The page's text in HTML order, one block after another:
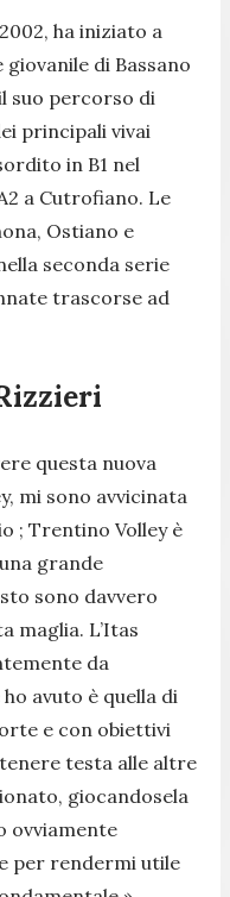
ha iniziato a
di Bassano
suo percorso di
principali vivai
in B1 nel
a Cutrofiano. Le
Ostiano e
seconda serie
trascorse ad
questa nuova
mi sono avvicinata
; Trentino Volley è
grande
sono davvero
maglia. L’Itas
da
avuto è quella di
e con obiettivi
testa alle altre
giocandosela
ovviamente
per rendermi utile